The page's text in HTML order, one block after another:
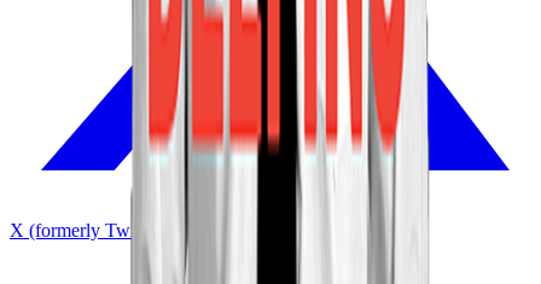
X (formerly Twitter)